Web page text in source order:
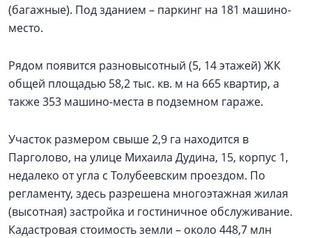
(багажные). Под зданием – паркинг на 181 машино-
место.
Рядом появится разновысотный (5, 14 этажей) ЖК
общей площадью 58,2 тыс. кв. м на 665 квартир, а
также 353 машино-места в подземном гараже.
Участок размером свыше 2,9 га находится в
Парголово, на улице Михаила Дудина, 15, корпус 1,
недалеко от угла с Толубеевским проездом. По
регламенту, здесь разрешена многоэтажная жилая
(высотная) застройка и гостиничное обслуживание.
Кадастровая стоимость земли – около 448,7 млн